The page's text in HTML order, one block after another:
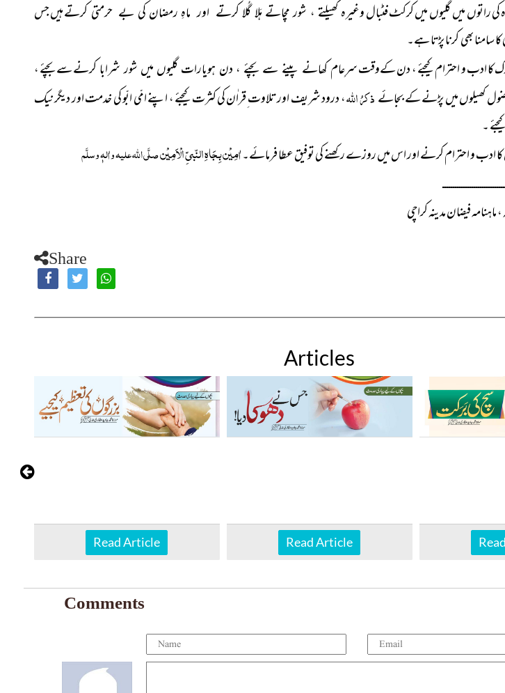
راتوں میں گلیوں میں کرکٹ فٹبالوغیرہ کھیلتے ، شور مچاتے ہَلا گُلا کرتے اور ماہِ رمضان کی بے حرمتی کرتےہیں جس
سامنا بھی کرنا پڑتا ہے۔
کا ادب و احترام کیجئے ، دن کےوقتسرِعام کھانے پینے سے بچئے ، دن ہویارات گلیوں میں شور شرابا کرنےسے بچئے ،
کھیلوں میں پڑنے کےبجائے ذکرُ اللہ، درود شریف اور تلاوت ِقراٰن کی کثرت کیجئے ، اپنےامّی ابّو کی خدمت اور دیگر نیک
۔
ادب و احترام کرنے اور اس میں روزے رکھنے کی توفیق عطا فرمائے۔اٰمِیْن بِجَاہِ النّبیِّ الْاَمِیْنصلَّی اللہ علیہ واٰلہٖ وسلَّم
ماہنامہ فیضان مدینہ کراچی
Share
Articles
Read Article Read Article
Comments